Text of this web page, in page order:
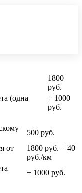
1800
руб.
(одна
+ 1000
руб.
500 руб.
от
1800 руб. + 40
руб./км
+ 1000 руб.